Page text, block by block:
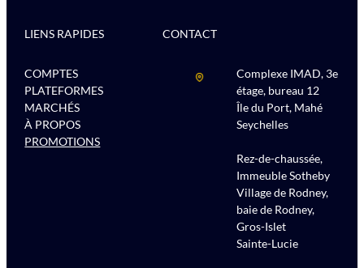
LIENS RAPIDES
COMPTES
PLATEFORMES
MARCHÉS
À PROPOS
PROMOTIONS
CONTACT
Complexe IMAD, 3e
étage, bureau 12
Île du Port, Mahé
Seychelles
Rez-de-chaussée,
Immeuble Sotheby
Village de Rodney,
baie de Rodney,
Gros-Islet
Sainte-Lucie